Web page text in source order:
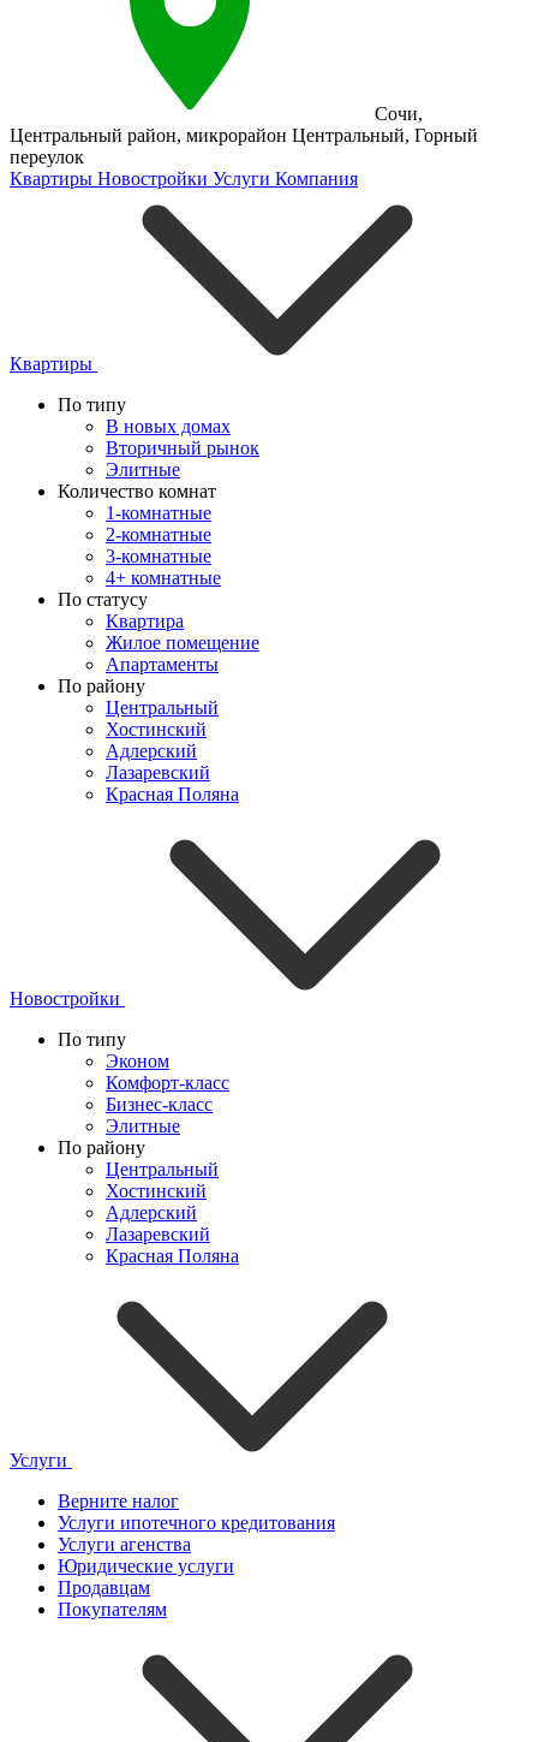
Сочи,
Центральный район, микрорайон Центральный, Горный
переулок
Квартиры Новостройки Услуги Компания
Квартиры
По типу
В новых домах
Вторичный рынок
Элитные
Количество комнат
1-комнатные
2-комнатные
3-комнатные
4+ комнатные
По статусу
Квартира
Жилое помещение
Апартаменты
По району
Центральный
Хостинский
Адлерский
Лазаревский
Красная Поляна
Новостройки
По типу
Эконом
Комфорт-класс
Бизнес-класс
Элитные
По району
Центральный
Хостинский
Адлерский
Лазаревский
Красная Поляна
Услуги
Верните налог
Услуги ипотечного кредитования
Услуги агенства
Юридические услуги
Продавцам
Покупателям